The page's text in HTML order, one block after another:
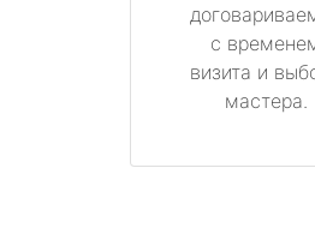
с
визита и
мастера.